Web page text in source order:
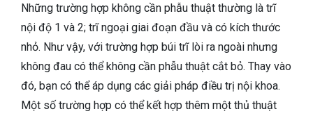
Những trường hợp không cần phẫu thuật thường là trĩ
nội độ 1 và 2; trĩ ngoại giai đoạn đầu và có kích thước
nhỏ. Như vậy, với trường hợp búi trĩ lòi ra ngoài nhưng
không đau có thể không cần phẫu thuật cắt bỏ. Thay vào
đó, bạn có thể áp dụng các giải pháp điều trị nội khoa.
Một số trường hợp có thể kết hợp thêm một thủ thuật